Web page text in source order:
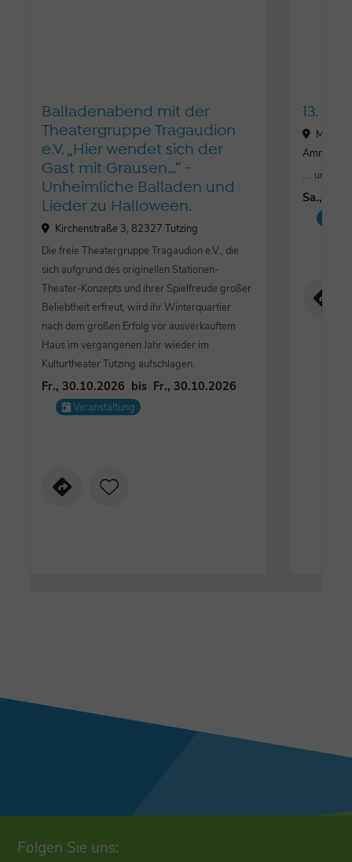
Balladenabend mit der
Theatergruppe Tragaudion
e.V. „Hier wendet sich der
Gast mit Grausen…“ -
Unheimliche Balladen und
Lieder zu Halloween.
Kirchenstraße 3, 82327 Tutzing
Die freie Theatergruppe Tragaudion e.V., die
sich aufgrund des originellen Stationen-
Theater-Konzepts und ihrer Spielfreude großer
Beliebtheit erfreut, wird ihr Winterquartier
nach dem großen Erfolg vor ausverkauftem
Haus im vergangenen Jahr wieder im
Kulturtheater Tutzing aufschlagen.
Fr., 30.10.2026 bis Fr., 30.10.2026
Veranstaltung
13.
Ammersee
…. und es
Sa.,
Folgen Sie uns: